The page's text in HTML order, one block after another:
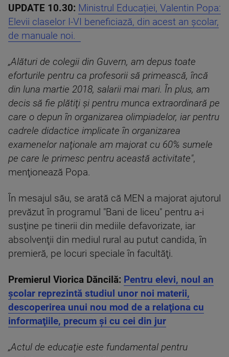
UPDATE 10.30: Ministrul Educației, Valentin Popa:
Elevii claselor I-VI beneficiază, din acest an şcolar,
de manuale noi.
„Alături de colegii din Guvern, am depus toate
eforturile pentru ca profesorii să primească, încă
din luna martie 2018, salarii mai mari. În plus, am
decis să fie plătiţi şi pentru munca extraordinară pe
care o depun în organizarea olimpiadelor, iar pentru
cadrele didactice implicate în organizarea
examenelor naţionale am majorat cu 60% sumele
pe care le primesc pentru această activitate",
menţionează Popa.
În mesajul său, se arată că MEN a majorat ajutorul
prevăzut în programul "Bani de liceu" pentru a-i
susţine pe tinerii din mediile defavorizate, iar
absolvenţii din mediul rural au putut candida, în
premieră, pe locuri speciale în facultăţi.
Premierul Viorica Dăncilă: Pentru elevi, noul an
şcolar reprezintă studiul unor noi materii,
descoperirea unui nou mod de a relaţiona cu
informaţiile, precum şi cu cei din jur
„Actul de educaţie este fundamental pentru